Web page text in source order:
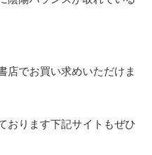
店でお買い求めいただけま
おります下記サイトもぜひ